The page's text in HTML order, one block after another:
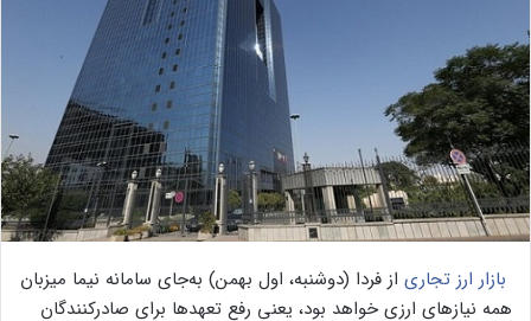
بازار ارز تجاری از فردا (دوشنبه، اول بهمن) به‌جای سامانه نیما میزبان
همه نیازهای ارزی خواهد بود، یعنی رفع تعهدها برای صادرکنندگان